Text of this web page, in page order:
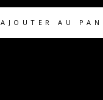
AJOUTER AU